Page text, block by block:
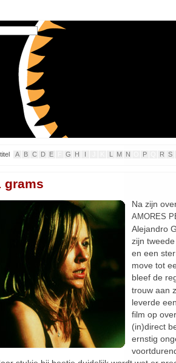
A B C D E G H I L M N P R S
grams
Na zijn
AMORES
Alejandro
zijn
en een
move tot
bleef de
trouw aan
leverde
film op
(in)direct
ernstig